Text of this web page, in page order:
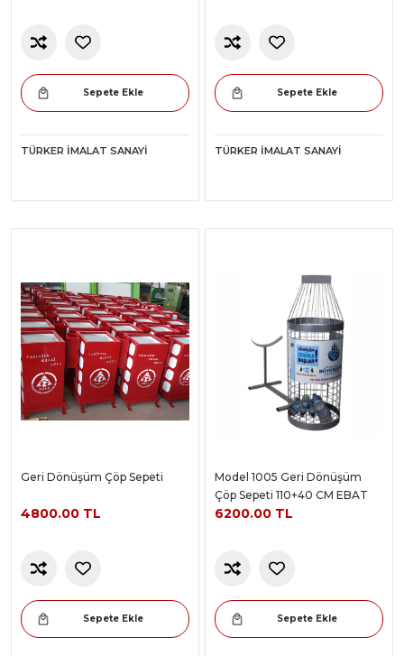
Sepete Ekle
TÜRKER İMALAT SANAYI
Sepete Ekle
TÜRKER İMALAT SANAYI
Geri Dönüşüm Çöp Sepeti
4800.00 TL
Sepete Ekle
Model 1005 Geri Dönüşüm
Çöp Sepeti 110+40 CM EBAT
6200.00 TL
Sepete Ekle